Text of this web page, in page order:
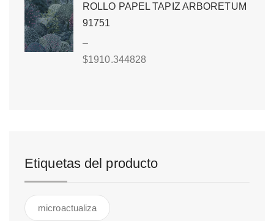
ROLLO PAPEL TAPIZ ARBORETUM
91751
–
$1910.344828
Etiquetas del producto
microactualiza